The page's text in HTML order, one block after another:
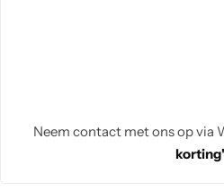
Neem contact met ons op via